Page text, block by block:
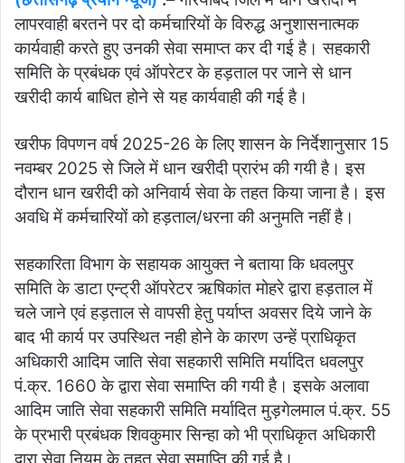
लापरवाही बरतने पर दो कर्मचारियों के विरुद्ध अनुशासनात्मक
कार्यवाही करते हुए उनकी सेवा समाप्त कर दी गई है। सहकारी
समिति के प्रबंधक एवं ऑपरेटर के हड़ताल पर जाने से धान
खरीदी कार्य बाधित होने से यह कार्यवाही की गई है।
खरीफ विपणन वर्ष 2025-26 के लिए शासन के निर्देशानुसार 15
नवम्बर 2025 से जिले में धान खरीदी प्रारंभ की गयी है। इस
दौरान धान खरीदी को अनिवार्य सेवा के तहत किया जाना है। इस
अवधि में कर्मचारियों को हड़ताल/धरना की अनुमति नहीं है।
सहकारिता विभाग के सहायक आयुक्त ने बताया कि धवलपुर
समिति के डाटा एन्ट्री ऑपरेटर ऋषिकांत मोहरे द्वारा हड़ताल में
चले जाने एवं हड़ताल से वापसी हेतु पर्याप्त अवसर दिये जाने के
बाद भी कार्य पर उपस्थित नही होने के कारण उन्हें प्राधिकृत
अधिकारी आदिम जाति सेवा सहकारी समिति मर्यादित धवलपुर
पं.क्र. 1660 के द्वारा सेवा समाप्ति की गयी है। इसके अलावा
आदिम जाति सेवा सहकारी समिति मर्यादित मुड़गेलमाल पं.क्र. 55
के प्रभारी प्रबंधक शिवकुमार सिन्हा को भी प्राधिकृत अधिकारी